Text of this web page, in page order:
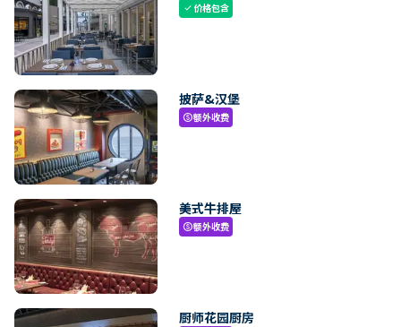
check价格包含
披萨&汉堡
paid额外收费
美式牛排屋
paid额外收费
厨师花园厨房